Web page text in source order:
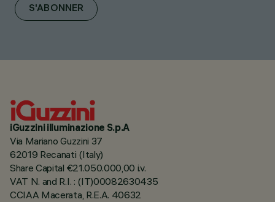
S'ABONNER
iGuzzini illuminazione S.p.A
Via Mariano Guzzini 37
62019 Recanati (Italy)
Share Capital €21.050.000,00 i.v.
VAT N. and R.I. : (IT)00082630435
CCIAA Macerata, R.E.A. 40632